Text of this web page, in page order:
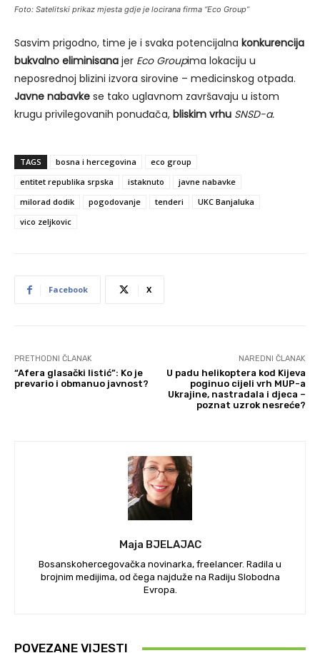
Foto: Satelitski prikaz mjesta gdje je locirana firma “Eco Group”
Sasvim prigodno, time je i svaka potencijalna konkurencija
bukvalno eliminisana jer Eco Groupima lokaciju u
neposrednoj blizini izvora sirovine – medicinskog otpada.
Javne nabavke se tako uglavnom završavaju u istom
krugu privilegovanih ponuđača, bliskim vrhu SNSD-a.
TAGS bosna i hercegovina
eco group
entitet republika srpska
istaknuto
javne nabavke
milorad dodik
pogodovanje tenderi
UKC Banjaluka
vico zeljkovic
Facebook X
PRETHODNI ČLANAK
“Afera glasački listić”: Ko je
prevario i obmanuo javnost?
NAREDNI ČLANAK
U padu helikoptera kod Kijeva
poginuo cijeli vrh MUP-a
Ukrajine, nastradala i djeca –
poznat uzrok nesreće?
Maja BJELAJAC
Bosanskohercegovačka novinarka, freelancer. Radila u
brojnim medijima, od čega najduže na Radiju Slobodna
Evropa.
POVEZANE VIJESTI